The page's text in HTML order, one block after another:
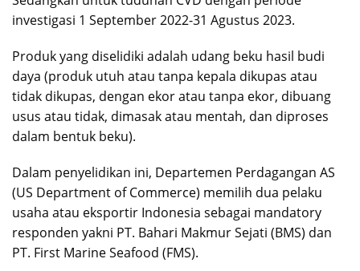
investigasi 1 September 2022-31 Agustus 2023.
Produk yang diselidiki adalah udang beku hasil budi
daya (produk utuh atau tanpa kepala dikupas atau
tidak dikupas, dengan ekor atau tanpa ekor, dibuang
usus atau tidak, dimasak atau mentah, dan diproses
dalam bentuk beku).
Dalam penyelidikan ini, Departemen Perdagangan AS
(US Department of Commerce) memilih dua pelaku
usaha atau eksportir Indonesia sebagai mandatory
responden yakni PT. Bahari Makmur Sejati (BMS) dan
PT. First Marine Seafood (FMS).